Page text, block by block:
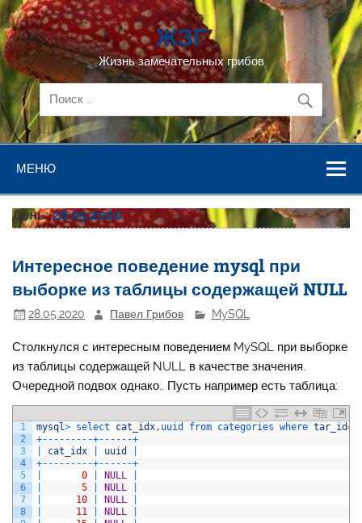
Перейти
к
содержимому
ЖЗГ
Жизнь замечательных грибов
МЕНЮ
День:28.05.2020
Интересное поведение mysql при
выборке из таблицы содержащей NULL
28.05.2020 Павел Грибов MySQL
Столкнулся с интересным поведением MySQL при выборке
из таблицы содержащей NULL в качестве значения.
Очередной подвох однако.. Пусть например есть таблица:
1
2
3
4
5
6
7
8
mysql> select cat_idx , uuid from categories where tar_id=
+-- -- -- -- -+-- -- --+
cat_idx uuid
+-- -- -- -- -+-- -- --+
0 NULL
5 NULL
10 NULL
11 NULL